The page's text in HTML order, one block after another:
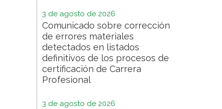
3 de agosto de 2026
Comunicado sobre corrección
de errores materiales
detectados en listados
definitivos de los procesos de
certificación de Carrera
Profesional
3 de agosto de 2026